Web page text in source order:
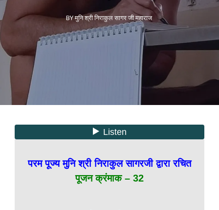
BY मुनि श्री निराकुल सागर जी महाराज
परम पूज्य मुनि श्री निराकुल सागरजी द्वारा रचित
पूजन क्रंमाक – 32